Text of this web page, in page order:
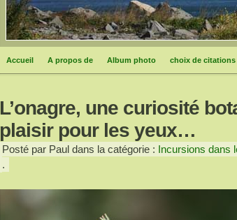
Accueil A propos de Album photo choix de citations
L’onagre, une curiosité
plaisir pour les yeux…
Posté par Paul dans la catégorie : Incursions dans
.